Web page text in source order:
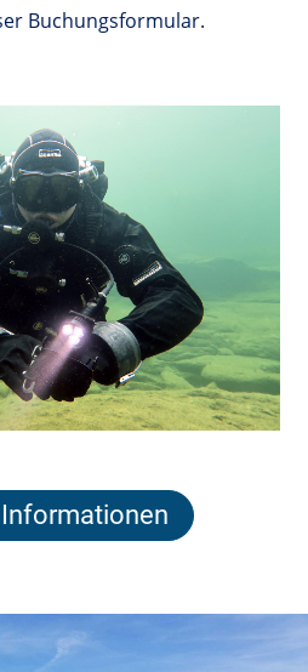
Buchungsformular.